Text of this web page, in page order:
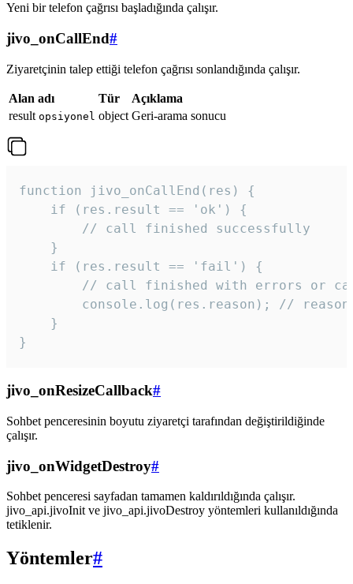
Yeni bir telefon çağrısı başladığında çalışır.
jivo_onCallEnd#
Ziyaretçinin talep ettiği telefon çağrısı sonlandığında çalışır.
Alan adı Tür
Açıklama
result opsiyonel object Geri-arama sonucu
function jivo_onCallEnd(res) {
    if (res.result == 'ok') {
        // call finished successfully
    }
    if (res.result == 'fail') {
// call finished with errors or
console.log(res.reason); //
    }
}
jivo_onResizeCallback#
Sohbet penceresinin boyutu ziyaretçi tarafından değiştirildiğinde
çalışır.
jivo_onWidgetDestroy#
Sohbet penceresi sayfadan tamamen kaldırıldığında çalışır.
jivo_api.jivoInit ve jivo_api.jivoDestroy yöntemleri kullanıldığında
tetiklenir.
Yöntemler#